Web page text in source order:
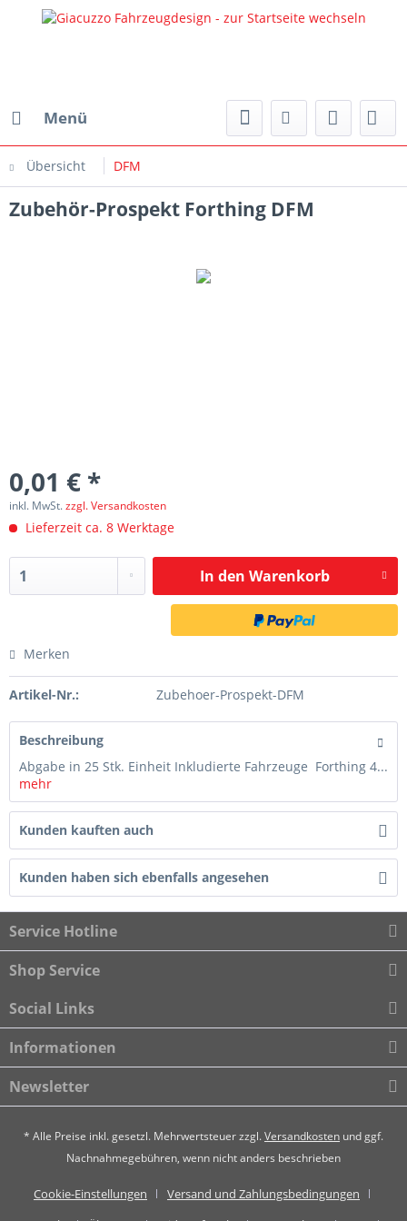
Menü
Übersicht DFM
Zubehör-Prospekt Forthing DFM
0,01 € *
inkl. MwSt.zzgl. Versandkosten
Lieferzeit ca. 8 Werktage
In den Warenkorb
Merken
Artikel-Nr.: Zubehoer-Prospekt-DFM
Beschreibung
Abgabe in 25 Stk. Einheit Inkludierte Fahrzeuge Forthing 4...
mehr
Kunden kauften auch
Kunden haben sich ebenfalls angesehen
Service Hotline
Shop Service
Social Links
Informationen
Newsletter
* Alle Preise inkl. gesetzl. Mehrwertsteuer zzgl.Versandkosten und ggf.
Nachnahmegebühren, wenn nicht anders beschrieben
Cookie-Einstellungen
Versand und Zahlungsbedingungen